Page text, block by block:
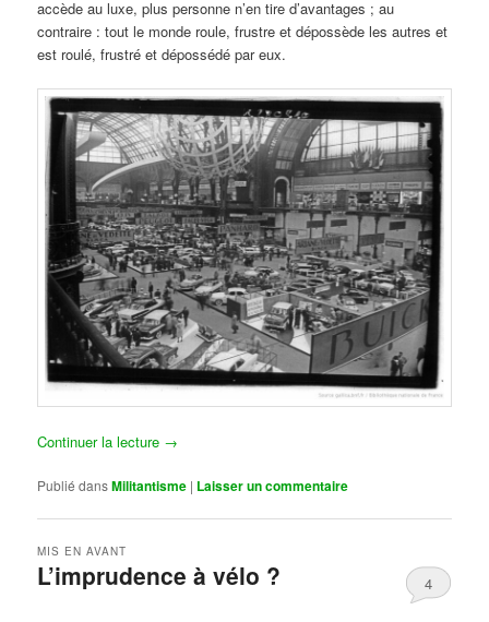
accède au luxe, plus personne n’en tire d’avantages ; au
contraire : tout le monde roule, frustre et dépossède les autres et
est roulé, frustré et dépossédé par eux.
Continuer la lecture →
Publié dansMilitantisme | Laisser un commentaire
L’imprudence à vélo ?
MIS EN AVANT
4